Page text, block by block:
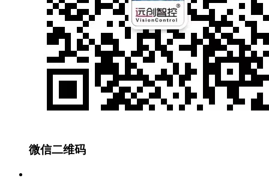
微信二维码